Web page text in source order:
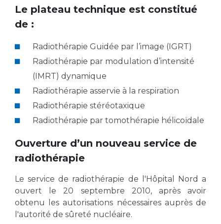
Activité physique
Cancer
Médecine nucléaire
Maladies rares
Maternité Hôpital Nord
Vos représentants
Médicale
Radiologie / Imagerie
Les pôles d'activité médicale
Anatomie et Cytologie Pathologiques
Adresser un examen au Laboratoire d'Infectiologie
Centres de référence Maladies Rares
Plateforme d'Expertise Maladies Rares
Presse / Multimédia
Communiqués de presse
Dossiers de presse
Médiathèque
Le plateau technique est constitué
de :
Radiothérapie Guidée par l’image (IGRT)
Radiothérapie par modulation d’intensité
(IMRT) dynamique
Radiothérapie asservie à la respiration
Radiothérapie stéréotaxique
Radiothérapie par tomothérapie hélicoïdale
Ouverture d’un nouveau service de
radiothérapie
Le service de radiothérapie de l'Hôpital Nord a
ouvert le 20 septembre 2010, après avoir
obtenu les autorisations nécessaires auprès de
l'autorité de sûreté nucléaire.